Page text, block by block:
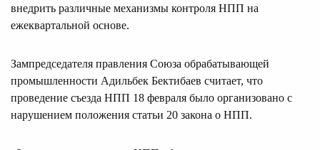
внедрить различные механизмы контроля НПП на
ежеквартальной основе.
Зампредседателя правления Союза обрабатывающей
промышленности Адильбек Бектибаев считает, что
проведение съезда НПП 18 февраля было организовано с
нарушением положения статьи 20 закона о НПП.